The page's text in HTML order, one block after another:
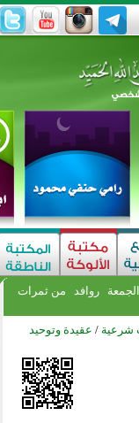
روافد
من ثمرات
شرعية / عقيدة وتوحيد